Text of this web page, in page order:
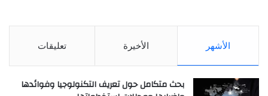
الأشهر الأخيرة تعليقات
بحث متكامل حول تعريف التكنولوجيا وفوائدها